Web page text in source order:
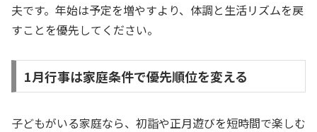
夫です。年始は予定を増やすより、体調と生活リズムを戻
すことを優先してください。
1月行事は家庭条件で優先順位を変える
子どもがいる家庭なら、初詣や正月遊びを短時間で楽しむ